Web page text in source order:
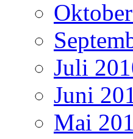
Juli
Juni
Mai